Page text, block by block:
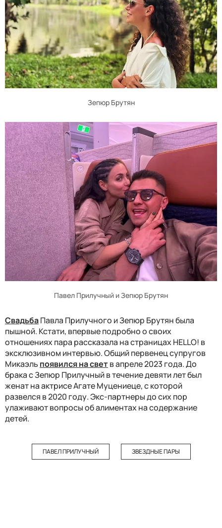
Зепюр Брутян
Павел Прилучный и Зепюр Брутян
СвадьбаПавла Прилучного и Зепюр Брутян была
пышной. Кстати, впервые подробно о своих
отношениях пара рассказала на страницах HELLO! в
эксклюзивном интервью. Общий первенец супругов
Микаэль появился на светв апреле 2023 года. До
брака с Зепюр Прилучный в течение девяти лет был
женат на актрисе Агате Муцениеце, с которой
развелся в 2020 году. Экс-партнеры до сих пор
улаживают вопросы об алиментах на содержание
детей.
ПАВЕЛ ПРИЛУЧНЫЙ ЗВЕЗДНЫЕ ПАРЫ